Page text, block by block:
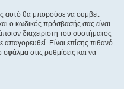
αυτό θα μπορούσε να συμβεί.
ο κωδικός πρόσβασής σας είναι
διαχειριστή του συστήματος
απαγορευθεί. Είναι επίσης πιθανό
σφάλμα στις ρυθμίσεις και να